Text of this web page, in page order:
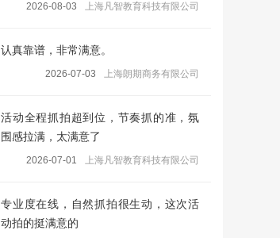
2026-08-03 上海凡智教育科技有限公司
认真靠谱，非常满意。
2026-07-03 上海朗期商务有限公司
活动全程抓拍超到位，节奏抓的准，氛
围感拉满，太满意了
2026-07-01 上海凡智教育科技有限公司
专业度在线，自然抓拍很生动，这次活
动拍的挺满意的